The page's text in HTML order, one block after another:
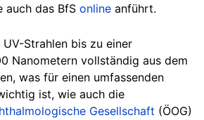
auch das BfS online anführt.
Strahlen bis zu einer
Nanometern vollständig aus dem
was für einen umfassenden
ist, wie auch die
Gesellschaft (ÖOG)